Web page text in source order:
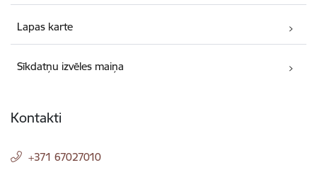
Lapas karte
Sīkdatņu izvēles maiņa
Kontakti
+371 67027010